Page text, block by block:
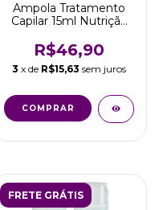
Ampola Tratamento
Capilar 15ml Nutrição
R$46,90
3 x de R$15,63 sem juros
FRETE GRÁTIS